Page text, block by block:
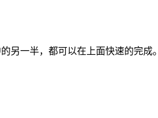
另一半，都可以在上面快速的完成。